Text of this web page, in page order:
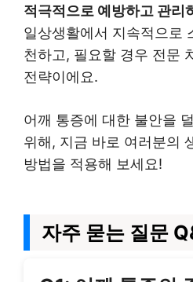
적극적으로 예방하고 관리
일상생활에서 지속적으로
천하고, 필요할 경우 전문
전략이에요.
어깨 통증에 대한 불안을
위해, 지금 바로 여러분의
방법을 적용해 보세요!
자주 묻는 질문